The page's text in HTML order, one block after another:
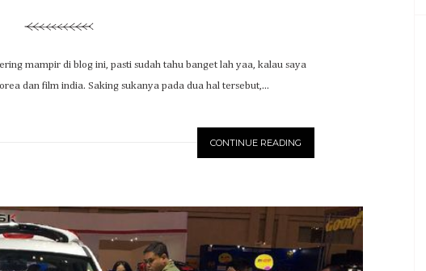
mampir di blog ini, pasti sudah tahu banget lah yaa, kalau saya
dan film india. Saking sukanya pada dua hal tersebut,...
CONTINUE READING